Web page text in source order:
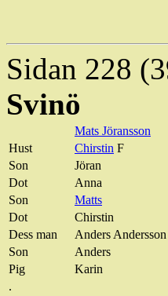
Sidan 228
Svinö
Mats Jöransson
Hust
Chirstin F
Son
Jöran
Dot
Anna
Son
Matts
Dot
Chirstin
Dess man
Anders
Son
Anders
Pig
Karin
.